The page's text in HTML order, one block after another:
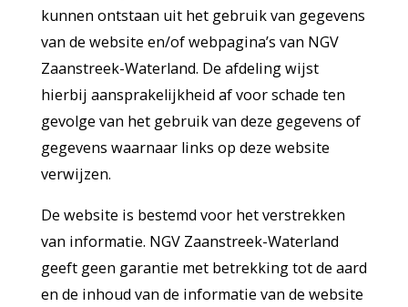
kunnen ontstaan uit het gebruik van gegevens
van de website en/of webpagina’s van NGV
Zaanstreek-Waterland. De afdeling wijst
hierbij aansprakelijkheid af voor schade ten
gevolge van het gebruik van deze gegevens of
gegevens waarnaar links op deze website
verwijzen.
De website is bestemd voor het verstrekken
van informatie. NGV Zaanstreek-Waterland
geeft geen garantie met betrekking tot de aard
en de inhoud van de informatie van de website